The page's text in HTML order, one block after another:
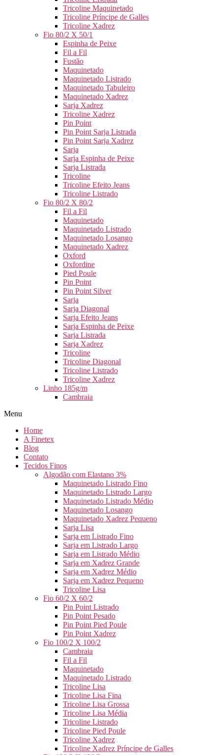
Tricoline Maquinetado
Tricoline Príncipe de Galles
Tricoline Xadrez
Fio 80/2 X 50/1
Espinha de Peixe
Fil a Fil
Fustão
Maquinetado
Maquinetado Listrado
Maquinetado Tabuleiro
Maquinetado Xadrez
Sarja Xadrez
Tricoline Xadrez
Pin Point
Pin Point Sarja Listrada
Pin Point Sarja Xadrez
Sarja
Sarja Espinha de Peixe
Sarja Listrada
Tricoline
Tricoline Efeito Jeans
Tricoline Listrado
Fio 80/2 X 80/2
Fil a Fil
Maquinetado
Maquinetado Listrado
Maquinetado Losango
Maquinetado Xadrez
Oxford
Oxfordine
Pied Poule
Pin Point
Pin Point Silver
Sarja
Sarja Diagonal
Sarja Efeito Jeans
Sarja Espinha de Peixe
Sarja Listrada
Sarja Xadrez
Tricoline
Tricoline Diagonal
Tricoline Listrado
Tricoline Xadrez
Linho 185g/m
Cambraia
Menu
Home
A Finetex
Blog
Contato
Tecidos Finos
Algodão com Elastano 3%
Maquinetado Listrado Fino
Maquinetado Listrado Largo
Maquinetado Listrado Médio
Maquinetado Losango
Maquinetado Xadrez Pequeno
Sarja Lisa
Sarja em Listrado Fino
Sarja em Listrado Largo
Sarja em Listrado Médio
Sarja em Xadrez Grande
Sarja em Xadrez Médio
Sarja em Xadrez Pequeno
Tricoline Lisa
Fio 60/2 X 60/2
Pin Point Listrado
Pin Point Pesado
Pin Point Pied Poule
Pin Point Xadrez
Fio 100/2 X 100/2
Cambraia
Fil a Fil
Maquinetado
Maquinetado Listrado
Tricoline Lisa
Tricoline Lisa Fina
Tricoline Lisa Grossa
Tricoline Lisa Média
Tricoline Listrado
Tricoline Pied Poule
Tricoline Xadrez
Tricoline Xadrez Príncipe de Galles